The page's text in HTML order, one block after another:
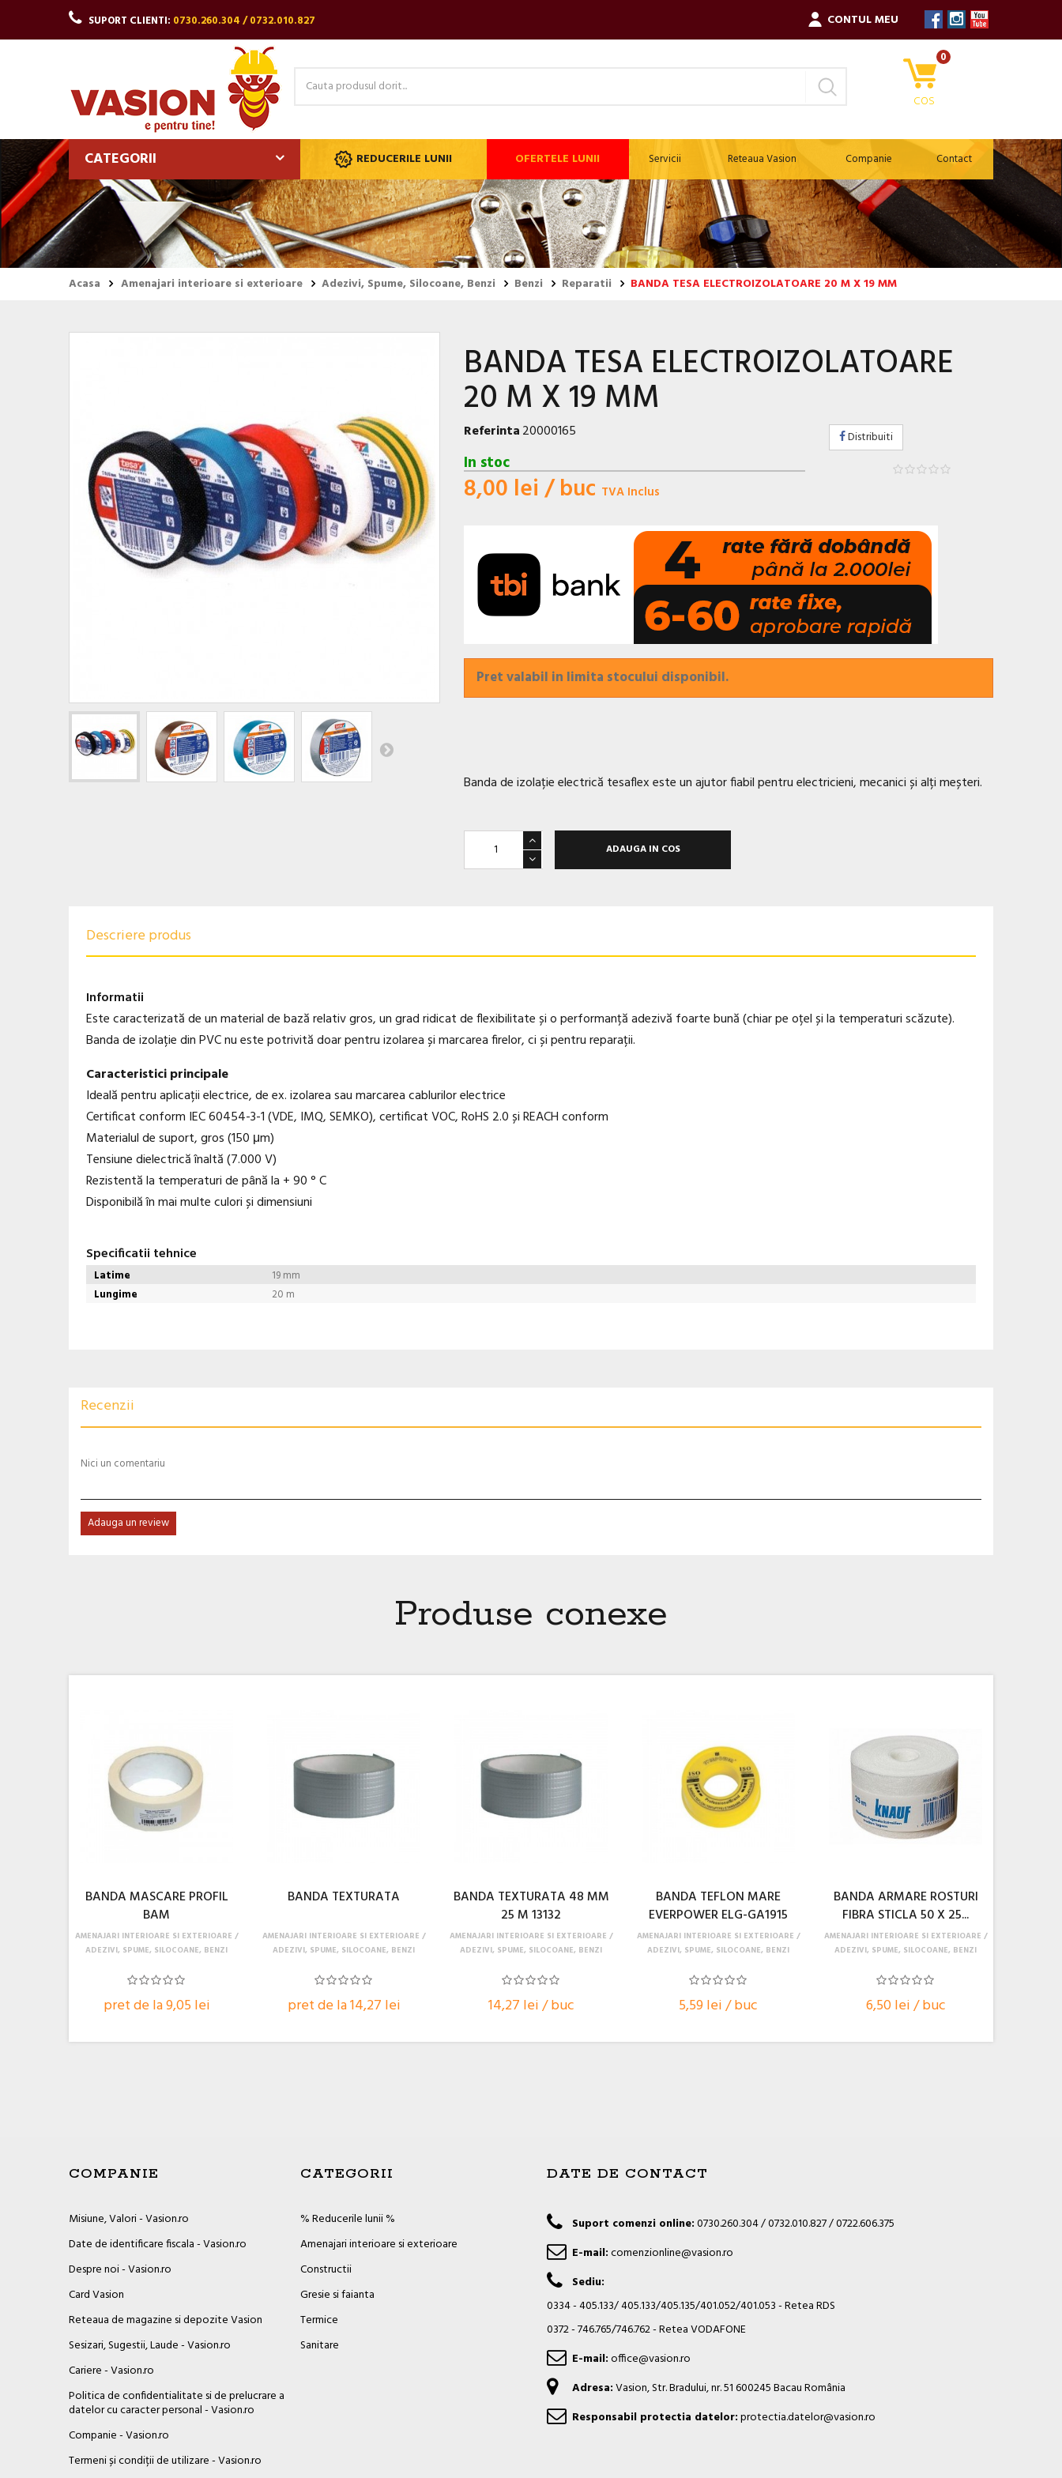
SUPORT CLIENTI: 0730.260.304 / 0732.010.827 CONTUL MEU
0
COS
CATEGORII REDUCERILE LUNII OFERTELE LUNII Servicii Reteaua Vasion Companie Contact
Acasa Amenajari interioare si exterioare Adezivi, Spume, Silocoane, Benzi Benzi Reparatii BANDA TESA ELECTROIZOLATOARE 20 M X 19 MM
BANDA TESA ELECTROIZOLATOARE
20 M X 19 MM
Referinta20000165
In stoc
8,00 lei / buc TVA Inclus
Distribuiti
Pret valabil in limita stocului disponibil.
Banda de izolație electrică tesaflex este un ajutor fiabil pentru electricieni, mecanici și alți meșteri.
ADAUGA IN COS
Descriere produs
Informatii
Este caracterizată de un material de bază relativ gros, un grad ridicat de flexibilitate și o performanță adezivă foarte bună (chiar pe oțel și la temperaturi scăzute).
Banda de izolație din PVC nu este potrivită doar pentru izolarea și marcarea firelor, ci și pentru reparații.
Caracteristici principale
Ideală pentru aplicații electrice, de ex. izolarea sau marcarea cablurilor electrice
Certificat conform IEC 60454-3-1 (VDE, IMQ, SEMKO), certificat VOC, RoHS 2.0 și REACH conform
Materialul de suport, gros (150 μm)
Tensiune dielectrică înaltă (7.000 V)
Rezistentă la temperaturi de până la + 90 ° C
Disponibilă în mai multe culori și dimensiuni
Specificatii tehnice
Latime
19 mm
Lungime
20 m
Recenzii
Nici un comentariu
Adauga un review
Produse conexe
BANDA MASCARE PROFIL
BAM
pret de la 9,05 lei
AMENAJARI INTERIOARE SI EXTERIOARE
ADEZIVI, SPUME, SILOCOANE, BENZI
BANDA TEXTURATA
pret de la 14,27 lei
AMENAJARI INTERIOARE SI EXTERIOARE
ADEZIVI, SPUME, SILOCOANE, BENZI
BANDA TEXTURATA 48 MM
25 M 13132
14,27 lei / buc
AMENAJARI INTERIOARE SI EXTERIOARE
ADEZIVI, SPUME, SILOCOANE, BENZI
BANDA TEFLON MARE
EVERPOWER ELG-GA1915
5,59 lei / buc
AMENAJARI INTERIOARE SI EXTERIOARE
ADEZIVI, SPUME, SILOCOANE, BENZI
BANDA ARMARE ROSTURI
FIBRA STICLA 50 X 25...
6,50 lei / buc
AMENAJARI INTERIOARE SI EXTERIOARE
ADEZIVI, SPUME, SILOCOANE, BENZI
COMPANIE
Misiune, Valori - Vasion.ro
Date de identificare fiscala - Vasion.ro
Despre noi - Vasion.ro
Card Vasion
Reteaua de magazine si depozite Vasion
Sesizari, Sugestii, Laude - Vasion.ro
Cariere - Vasion.ro
Politica de confidentialitate si de prelucrare a
datelor cu caracter personal - Vasion.ro
Companie - Vasion.ro
Termeni și condiții de utilizare - Vasion.ro
CATEGORII
% Reducerile lunii %
Amenajari interioare si exterioare
Constructii
Gresie si faianta
Termice
Sanitare
DATE DE CONTACT
Suport comenzi online:0730.260.304 / 0732.010.827 / 0722.606.375
E-mail:comenzionline@vasion.ro
Sediu:
0334 - 405.133/ 405.133/405.135/401.052/401.053 - Retea RDS
0372 - 746.765/746.762 - Retea VODAFONE
E-mail:office@vasion.ro
Adresa:Vasion, Str. Bradului, nr. 51 600245 Bacau România
Responsabil protectia datelor:protectia.datelor@vasion.ro